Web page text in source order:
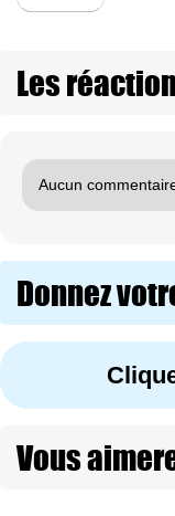
Les
Aucun
Donnez
Vous